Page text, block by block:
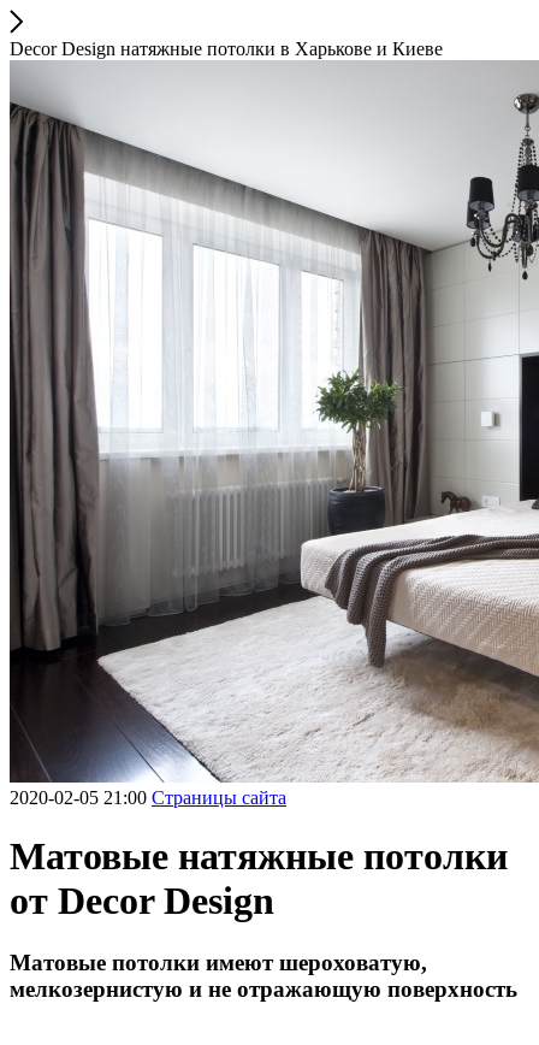
Decor Design натяжные потолки в Харькове и Киеве
2020-02-05 21:00 Страницы сайта
Матовые натяжные потолки
от Decor Design
Матовые потолки имеют шероховатую,
мелкозернистую и не отражающую поверхность